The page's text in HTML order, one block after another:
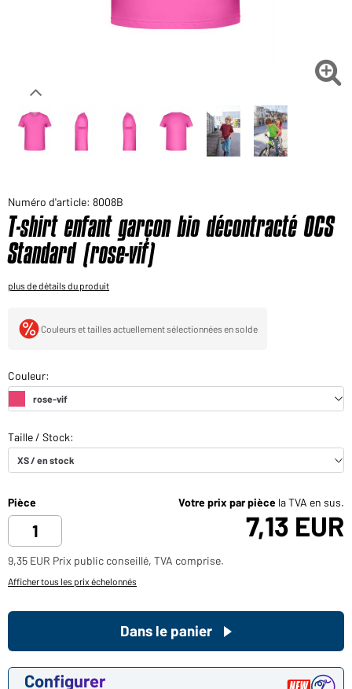
Voudriez-vous acheter des produits pour votre besoin

Numéro d'article: 8008B
T-shirt enfant garçon bio décontracté OCS
Standard (rose-vif)
plus de détails du produit
Couleurs et tailles actuellement sélectionnées en solde
Pièce Votre prix par pièce la TVA en sus.
7,13 EUR
9,35 EUR Prix public conseillé, TVA comprise.
Afficher tous les prix échelonnés
Configurer
Dans le panier